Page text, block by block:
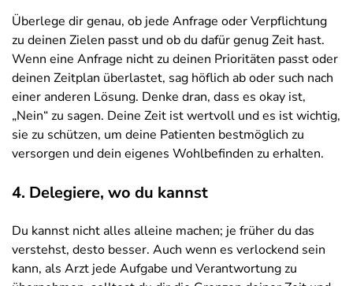
Überlege dir genau, ob jede Anfrage oder Verpflichtung
zu deinen Zielen passt und ob du dafür genug Zeit hast.
Wenn eine Anfrage nicht zu deinen Prioritäten passt oder
deinen Zeitplan überlastet, sag höflich ab oder such nach
einer anderen Lösung. Denke dran, dass es okay ist,
„Nein“ zu sagen. Deine Zeit ist wertvoll und es ist wichtig,
sie zu schützen, um deine Patienten bestmöglich zu
versorgen und dein eigenes Wohlbefinden zu erhalten.
4. Delegiere, wo du kannst
Du kannst nicht alles alleine machen; je früher du das
verstehst, desto besser. Auch wenn es verlockend sein
kann, als Arzt jede Aufgabe und Verantwortung zu